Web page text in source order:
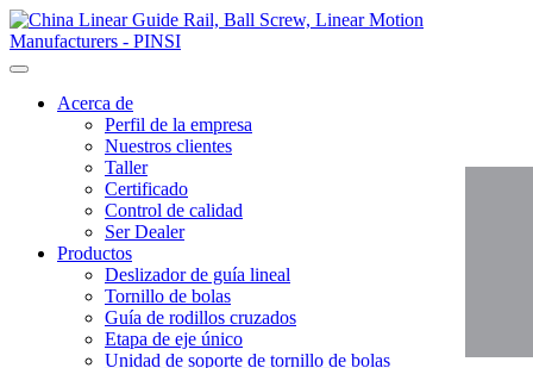
Acerca de
Perfil de la empresa
Nuestros clientes
Taller
Certificado
Control de calidad
Ser Dealer
Productos
Deslizador de guía lineal
Tornillo de bolas
Guía de rodillos cruzados
Etapa de eje único
Unidad de soporte de tornillo de bolas